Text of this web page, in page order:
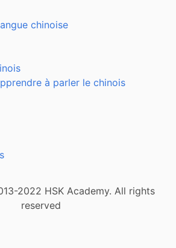
chinoise
à parler le chinois
2022 HSK Academy. All rights
reserved